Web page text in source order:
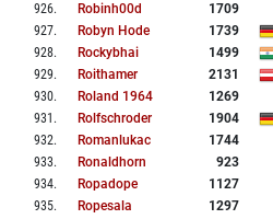
926. Robinh00d
1709
927. Robyn Hode
1739
928. Rockybhai
1499
929. Roithamer
2131
930. Roland 1964
1269
931 . Rolfschroder
1904
932. Romanlukac
1744
933. Ronaldhorn
923
934. Ropadope
1127
935. Ropesala
1297